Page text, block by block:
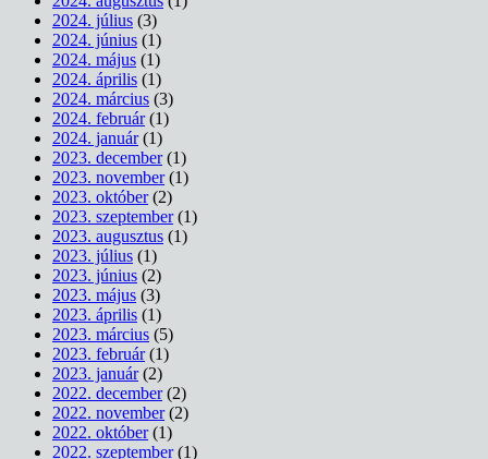
2024. július (3)
2024. június (1)
2024. május (1)
2024. április (1)
2024. március (3)
2024. február(1)
2024. január(1)
2023. december(1)
2023. november(1)
2023. október(2)
2023. szeptember(1)
2023. augusztus (1)
2023. július (1)
2023. június (2)
2023. május (3)
2023. április (1)
2023. március (5)
2023. február(1)
2023. január(2)
2022. december(2)
2022. november(2)
2022. október(1)
2022. szeptember(1)